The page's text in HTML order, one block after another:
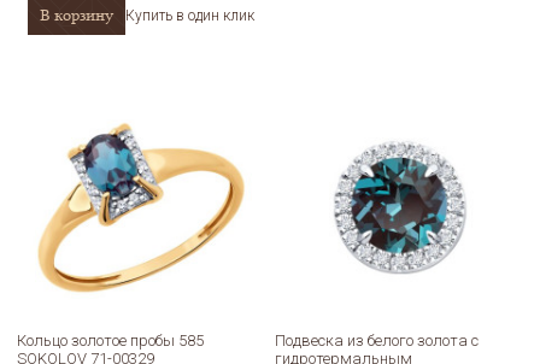
В корзину Купить в один клик
Кольцо золотое пробы 585
SOKOLOV 71-00329
Подвеска из белого золота с
гидротермальным